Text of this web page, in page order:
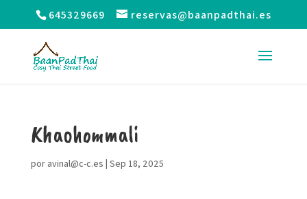
645329669 reservas@baanpadthai.es
Khaohommali
por avinal@c-c.es | Sep 18, 2025